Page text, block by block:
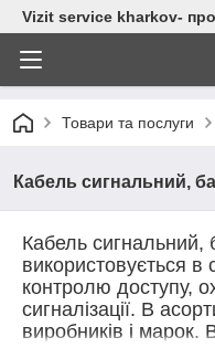
Vizit service kharkov-
Товари та послуги
Кабель сигнальний,
Кабель сигнальний,
використовується
контролю доступу,
сигналізації. В
виробників і марок.